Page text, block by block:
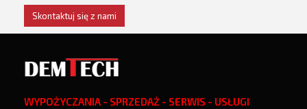
Skontaktuj się z nami
WYPOŻYCZANIA - SPRZEDAŻ - SERWIS - USŁUGI